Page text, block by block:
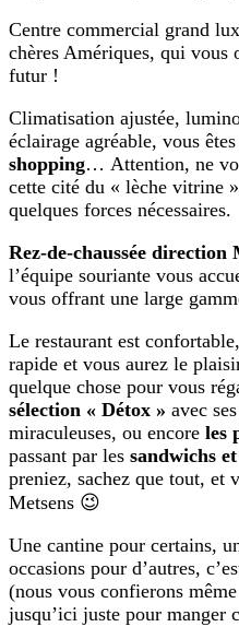
Centre commercial grand
chères Amériques, qui
futur !
Climatisation ajustée,
éclairage agréable, vous
shopping… Attention, ne
cette cité du « lèche vitrine
quelques forces nécessaires.
Rez-de-chaussée direction
l’équipe souriante vous
vous offrant une large
Le restaurant est
rapide et vous aurez le
quelque chose pour vous
sélection « Détox » avec
miraculeuses, ou encore les
passant par les sandwichs
preniez, sachez que tout, et
Metsens 😉
Une cantine pour certains,
occasions pour d’autres,
(nous vous confierons
jusqu’ici juste pour manger